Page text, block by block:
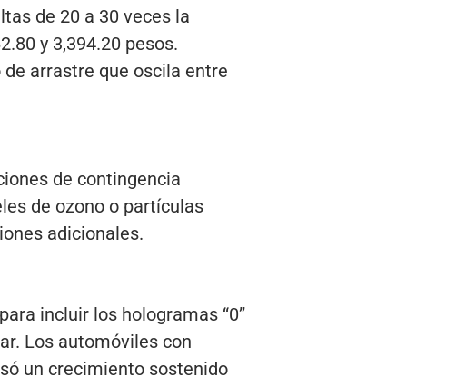
de 20 a 30 veces la
y 3,394.20 pesos.
arrastre que oscila entre
de contingencia
de ozono o partículas
adicionales.
incluir los hologramas “0”
Los automóviles con
un crecimiento sostenido